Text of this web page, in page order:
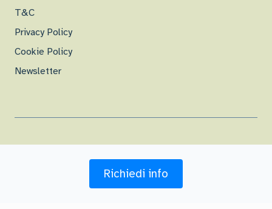
Richiedi info
T&C
Privacy Policy
Cookie Policy
Newsletter
P.I. 13755581009 - R.E.A. 1470409 - Viale di Villa Massimo 39, 00161 Roma